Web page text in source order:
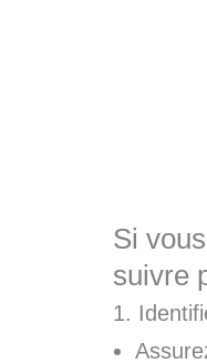
Si
suivre
1.